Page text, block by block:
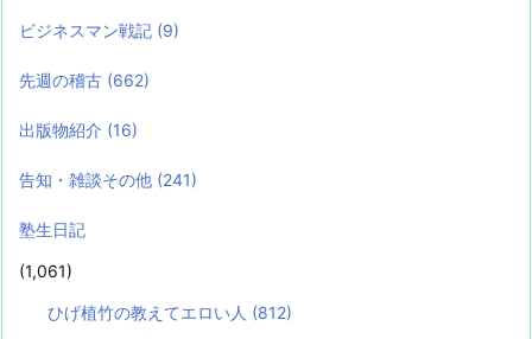
ビジネスマン戦記 (9)
先週の稽古 (662)
出版物紹介 (16)
告知・雑談その他 (241)
塾生日記
(1,061)
ひげ植竹の教えてエロい人 (812)